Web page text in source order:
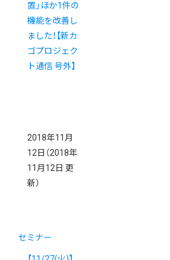
置」ほか1件の
機能を改善し
ました！【新カ
ゴプロジェク
ト通信 号外】
2018年11月
12日 （2018年
11月12日 更
新）
セミナー